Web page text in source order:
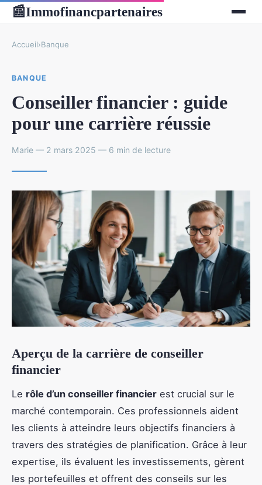
📰Immofinancpartenaires
Accueil›Banque
BANQUE
Conseiller financier : guide
pour une carrière réussie
Marie — 2 mars 2025 — 6 min de lecture
Aperçu de la carrière de conseiller
financier
Le rôle d’un conseiller financier est crucial sur le
marché contemporain. Ces professionnels aident
les clients à atteindre leurs objectifs financiers à
travers des stratégies de planification. Grâce à leur
expertise, ils évaluent les investissements, gèrent
les portefeuilles et offrent des conseils sur les